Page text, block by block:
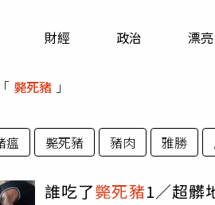
財經 政治 漂亮
斃死豬 」
瘟 斃死豬 豬肉 雅勝
誰吃了斃死豬1／超髒